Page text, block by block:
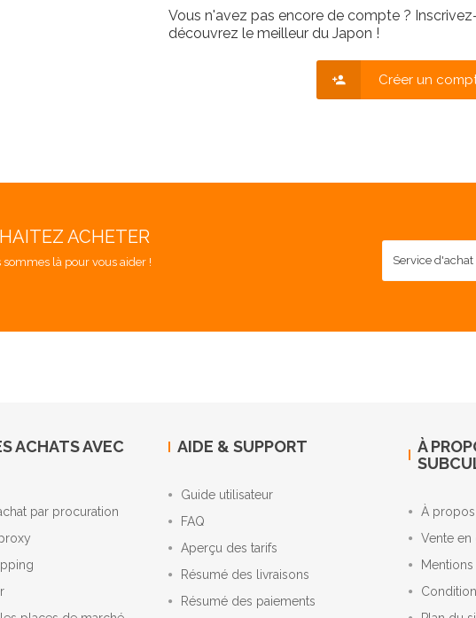
Vous n'avez pas encore de compte ?
découvrez le meilleur du Japon !
Créer un
ACHETER
sommes là pour vous aider ! Service
ACHATS AVEC
par procuration
AIDE & SUPPORT
Guide utilisateur
FAQ
Aperçu des tarifs
Résumé des livraisons
Résumé des paiements
À
À
Vente en